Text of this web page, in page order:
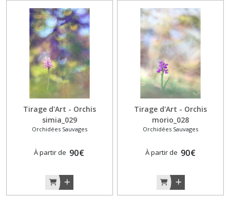
Tirage d'Art - Orchis
simia_029
Orchidées Sauvages
À partir de 90€
Tirage d'Art - Orchis
morio_028
Orchidées Sauvages
À partir de 90€